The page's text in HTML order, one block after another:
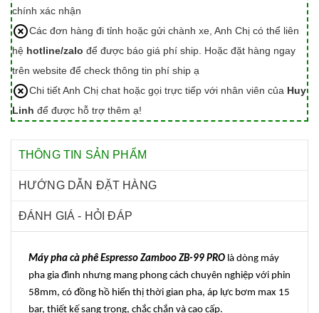
chính xác nhận
Các đơn hàng đi tỉnh hoặc gửi chành xe, Anh Chị có thể liên
hệ hotline/zalo để được báo giá phí ship. Hoặc đặt hàng ngay
trên website để check thông tin phí ship ạ
Chi tiết Anh Chị chat hoặc gọi trực tiếp với nhân viên của Huy
Linh để được hỗ trợ thêm ạ!
THÔNG TIN SẢN PHẨM
HƯỚNG DẪN ĐẶT HÀNG
ĐÁNH GIÁ - HỎI ĐÁP
Máy pha cà phê Espresso Zamboo ZB-99 PRO là dòng máy
pha gia đình nhưng mang phong cách chuyên nghiệp với phin
58mm, có đồng hồ hiển thị thời gian pha, áp lực bơm max 15
bar, thiết kế sang trọng, chắc chắn và cao cấp.